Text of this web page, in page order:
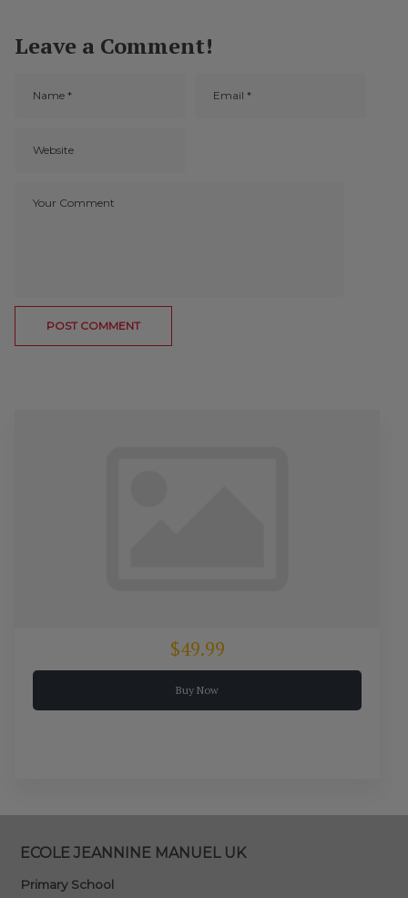
Leave a Comment!
$49.99
Buy Now
ECOLE JEANNINE MANUEL UK
Primary School